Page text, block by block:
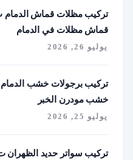
قماش مظلات في الدمام
يوليو 26, 2026
خشب مودرن الخبر
يوليو 25, 2026